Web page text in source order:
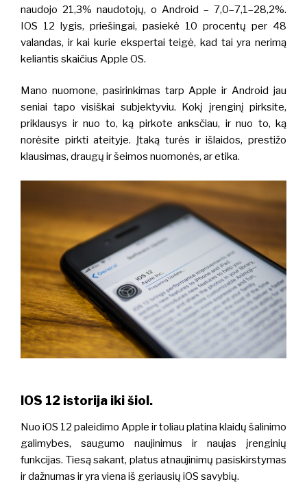
naudojo 21,3% naudotojų, o Android – 7,0–7,1–28,2%.
IOS 12 lygis, priešingai, pasiekė 10 procentų per 48
valandas, ir kai kurie ekspertai teigė, kad tai yra nerimą
keliantis skaičius Apple OS.
Mano nuomone, pasirinkimas tarp Apple ir Android jau
seniai tapo visiškai subjektyviu. Kokį įrenginį pirksite,
priklausys ir nuo to, ką pirkote anksčiau, ir nuo to, ką
norėsite pirkti ateityje. Įtaką turės ir išlaidos, prestižo
klausimas, draugų ir šeimos nuomonės, ar etika.
IOS 12 istorija iki šiol.
Nuo iOS 12 paleidimo Apple ir toliau platina klaidų šalinimo
galimybes, saugumo naujinimus ir naujas įrenginių
funkcijas. Tiesą sakant, platus atnaujinimų pasiskirstymas
ir dažnumas ir yra viena iš geriausių iOS savybių.